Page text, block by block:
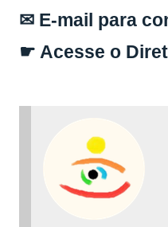
✉ E-mail para
☛ Acesse o